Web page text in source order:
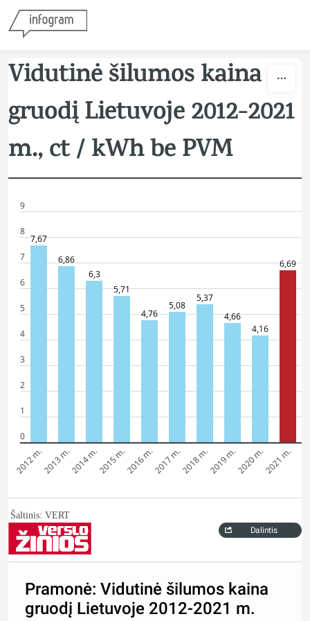
Vidutinė šilumos kaina
gruodį Lietuvoje 2012-2021
m., ct / kWh be PVM
9
8
7
6
5
4
3
2
1
0
2012 m.2013 m.2014 m.2015 m.2016 m.2017 m.2018 m.2019 m.2020 m.2021 m.
7,67
6,86
6,3
5,71
4,76
5,08
5,37
4,66
4,16
6,69
Šaltinis: VERT
Dalintis
Pramonė: Vidutinė šilumos kaina
gruodį Lietuvoje 2012-2021 m.